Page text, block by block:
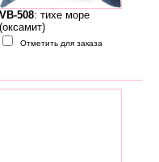
VB-508: тихе море
(оксамит)
Отметить для заказа